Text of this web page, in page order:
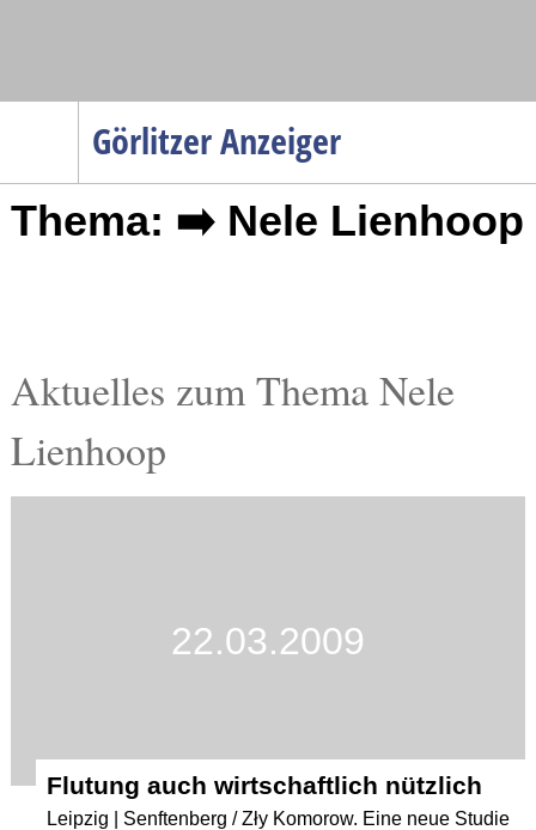
Görlitzer Anzeiger
Menüpunkte
Startseite
Verkehr
Gesundheit
Thema: ➡️ Nele Lienhoop
Aktuelles zum Thema Nele
Lienhoop
22.03.2009
Flutung auch wirtschaftlich nützlich
Leipzig | Senftenberg / Zły Komorow. Eine neue Studie